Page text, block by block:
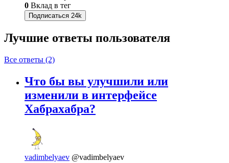
0 Вклад в тег
Подписаться 24k
Лучшие ответы пользователя
Все ответы (2)
Что бы вы улучшили или
изменили в интерфейсе
Хабрахабра?
vadimbelyaev @vadimbelyaev